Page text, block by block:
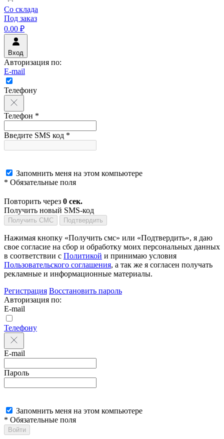
Со склада
Под заказ
0.00 ₽
Вход
Авторизация по:
E-mail
Телефону
Телефон *
Введите SMS код *
Запомнить меня на этом компьютере
* Обязательные поля
Повторить через 0 сек.
Получить новый SMS-код
Получить СМС Подтвердить
Нажимая кнопку «Получить смс» или «Подтвердить», я даю
свое согласие на сбор и обработку моих персональных данных
в соответствии с Политикой и принимаю условия
Пользовательского соглашения, а так же я согласен получать
рекламные и информационные материалы.
Регистрация Восстановить пароль
Авторизация по:
E-mail
Телефону
E-mail
Пароль
Запомнить меня на этом компьютере
* Обязательные поля
Войти